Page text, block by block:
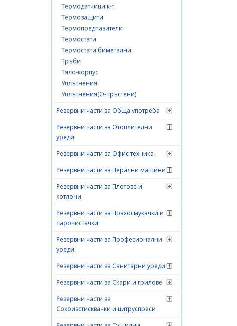
Термодатчици к-т
Термозащити
Термопредпазители
Термостати
Термостати биметални
Тръби
Тяло-корпус
Уплътнения
Уплътнения(О-пръстени)
Резервни части за Обща употреба
Резервни части за Отоплителни
уреди
Резервни части за Офис техника
Резервни части за Перални машини
Резервни части за Плотове и
котлони
Резервни части за Прахосмукачки и
парочистачки
Резервни части за Професионални
уреди
Резервни части за Санитарни уреди
Резервни части за Скари и грилове
Резервни части за
Сокоизстисквачки и цитруспреси